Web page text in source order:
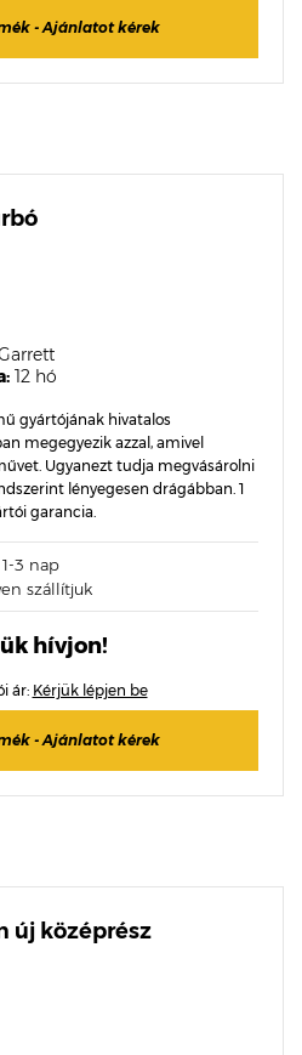
- Ajánlatot kérek
12 hó
gyártójának hivatalos
megegyezik azzal, amivel
Ugyanezt tudja megvásárolni
lényegesen drágábban. 1
garancia.
1-3 nap
szállítjuk
hívjon!
ár: Kérjük lépjen be
- Ajánlatot kérek
új középrész